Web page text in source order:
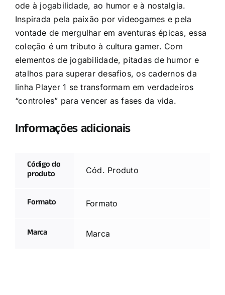
ode à jogabilidade, ao humor e à nostalgia.
Inspirada pela paixão por videogames e pela
vontade de mergulhar em aventuras épicas, essa
coleção é um tributo à cultura gamer. Com
elementos de jogabilidade, pitadas de humor e
atalhos para superar desafios, os cadernos da
linha Player 1 se transformam em verdadeiros
“controles” para vencer as fases da vida.
Informações adicionais
Código do
produto Cód. Produto
Formato Formato
Marca Marca